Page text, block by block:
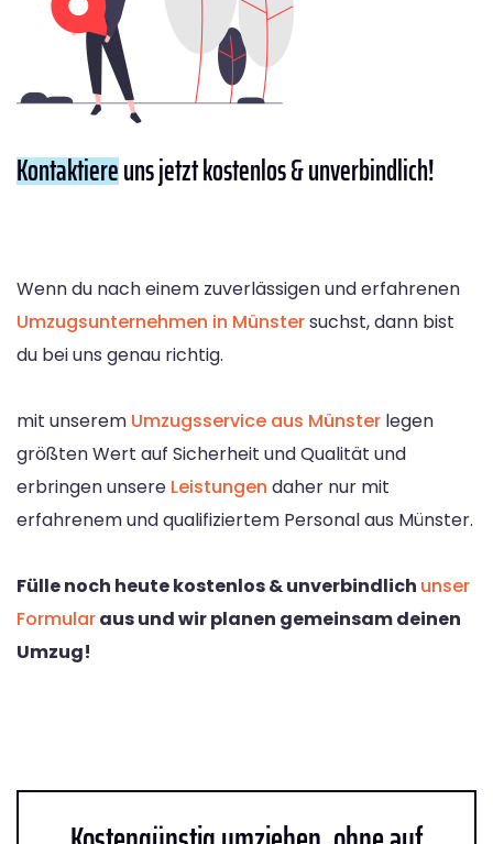
Kontaktiereuns jetzt kostenlos & unverbindlich!
Wenn du nach einem zuverlässigen und erfahrenen
Umzugsunternehmen in Münstersuchst, dann bist
du bei uns genau richtig.
mit unserem Umzugsservice aus Münster legen
größten Wert auf Sicherheit und Qualität und
erbringen unsere Leistungen daher nur mit
erfahrenem und qualifiziertem Personal aus Münster.
Fülle noch heute kostenlos & unverbindlich unser
Formularaus und wir planen gemeinsam deinen
Umzug!